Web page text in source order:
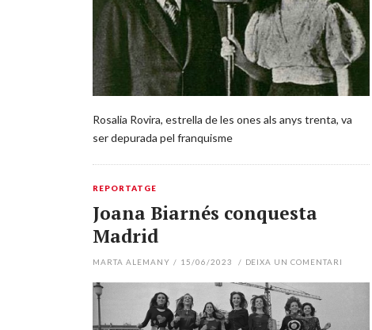
Rosalia Rovira, estrella de les ones als anys trenta, va
ser depurada pel franquisme
REPORTATGE
Joana Biarnés conquesta
Madrid
MARTA ALEMANY / 15/06/2023 / DEIXA UN COMENTARI